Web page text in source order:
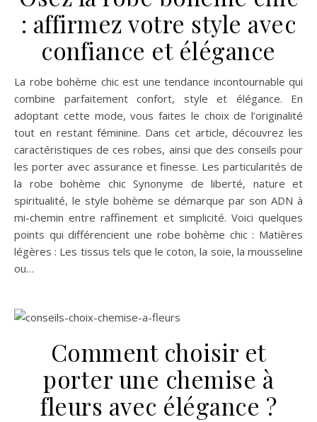
: affirmez votre style avec
confiance et élégance
La robe bohème chic est une tendance incontournable qui
combine parfaitement confort, style et élégance. En
adoptant cette mode, vous faites le choix de l’originalité
tout en restant féminine. Dans cet article, découvrez les
caractéristiques de ces robes, ainsi que des conseils pour
les porter avec assurance et finesse. Les particularités de
la robe bohème chic Synonyme de liberté, nature et
spiritualité, le style bohème se démarque par son ADN à
mi-chemin entre raffinement et simplicité. Voici quelques
points qui différencient une robe bohème chic : Matières
légères : Les tissus tels que le coton, la soie, la mousseline
ou…
Comment choisir et
porter une chemise à
fleurs avec élégance ?